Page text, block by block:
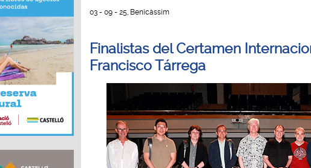
03 - 09 - 25, Benicàssim
Finalistas del Certamen
Francisco Tárrega